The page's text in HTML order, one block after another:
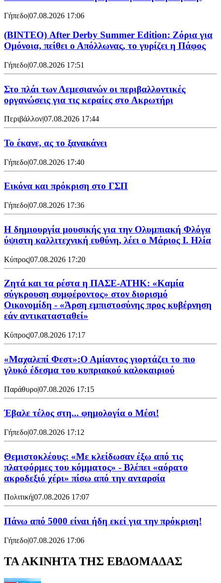
Γήπεδο|07.08.2026 17:06
(ΒΙΝΤΕΟ) After Derby Summer Edition: Ζόρια για
Ομόνοια, πείθει ο Απόλλωνας, το γυρίζει η Πάφος
Γήπεδο|07.08.2026 17:51
Στο πλάι των Λεμεσιανών οι περιβαλλοντικές
οργανώσεις για τις κεραίες στο Ακρωτήρι
Περιβάλλον|07.08.2026 17:44
Το έκανε, ας το ξανακάνει
Γήπεδο|07.08.2026 17:40
Εικόνα και πρόκριση στο ΓΣΠ
Γήπεδο|07.08.2026 17:36
Η δημιουργία μουσικής για την Ολυμπιακή Φλόγα
ύψιστη καλλιτεχνική ευθύνη, λέει ο Μάριος Ι. Ηλία
Κύπρος|07.08.2026 17:20
Ζητά και τα ρέστα η ΠΑΣΕ-ΑΤΗΚ: «Καμία
σύγκρουση συμφέροντος» στον διορισμό
Οικονομίδη - «Άρση εμπιστοσύνης προς κυβέρνηση
εάν αντικατασταθεί»
Κύπρος|07.08.2026 17:17
«Μαχαλεπί Φεστ»:Ο Αμίαντος γιορτάζει το πιο
γλυκό έδεσμα του κυπριακού καλοκαιριού
Παράθυρο|07.08.2026 17:15
Έβαλε τέλος στη... φημολογία o Μέσι!
Γήπεδο|07.08.2026 17:12
Θεμιστοκλέους: «Με κλείδωσαν έξω από τις
πλατφόρμες του κόμματος» - Βλέπει «αόρατο
ακροδεξιό χέρι» πίσω από την ανταρσία
Πολιτική|07.08.2026 17:07
Πάνω από 5000 είναι ήδη εκεί για την πρόκριση!
Γήπεδο|07.08.2026 17:06
ΤΑ ΑΚΙΝΗΤΑ ΤΗΣ ΕΒΔΟΜΑΔΑΣ